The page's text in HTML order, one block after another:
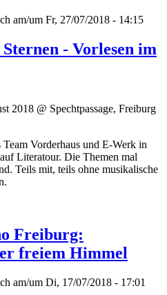
am/um Fr, 27/07/2018 - 14:15
- Vorlesen im
2018 @ Spechtpassage, Freiburg
Team Vorderhaus und E-Werk in
Literatour. Die Themen mal
Teils mit, teils ohne musikalische
Freiburg:
freiem Himmel
am/um Di, 17/07/2018 - 17:01